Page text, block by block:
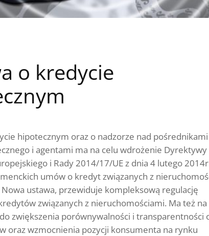
o kredycie
hipotecznym oraz o nadzorze nad pośrednikami
i agentami ma na celu wdrożenie Dyrektywy
i Rady 2014/17/UE z dnia 4 lutego
umów o kredyt związanych z
ustawa, przewiduje kompleksową regulację
związanych z nieruchomościami. Ma też na
zwiększenia porównywalności i transparentności
oraz wzmocnienia pozycji konsumenta na rynku